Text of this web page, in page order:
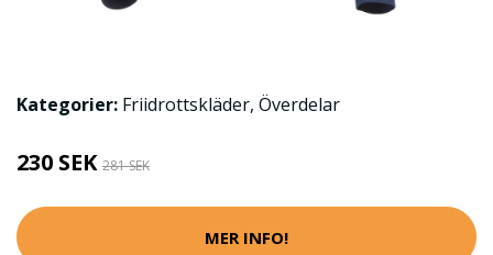
Kategorier: Friidrottskläder, Överdelar
230 SEK 281 SEK
MER INFO!